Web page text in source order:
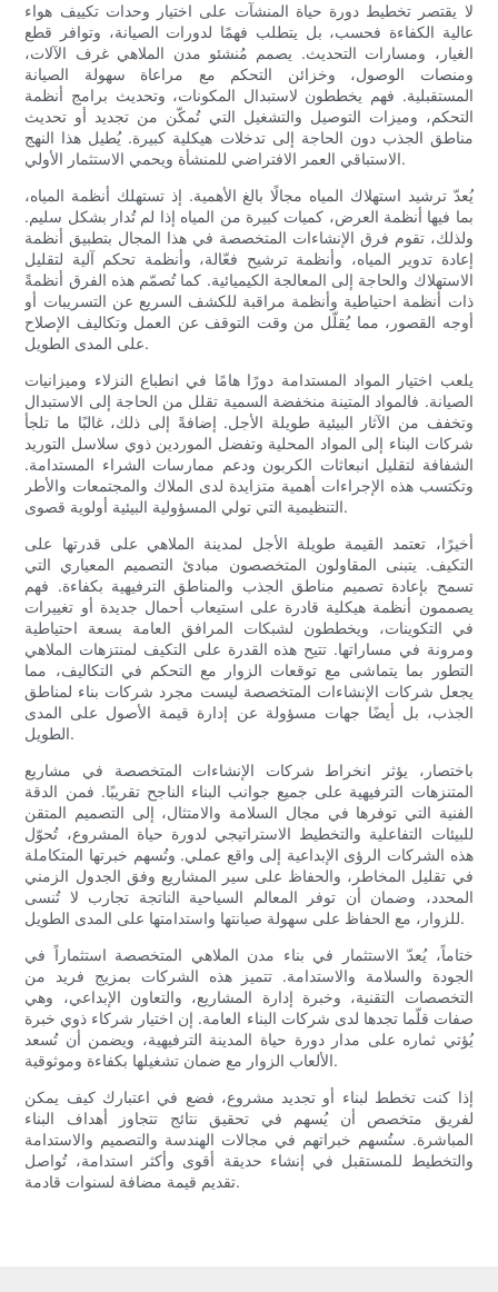
لا يقتصر تخطيط دورة حياة المنشآت على اختيار وحدات تكييف هواء
عالية الكفاءة فحسب، بل يتطلب فهمًا لدورات الصيانة، وتوافر قطع
الغيار، ومسارات التحديث. يصمم مُنشئو مدن الملاهي غرف الآلات،
ومنصات الوصول، وخزائن التحكم مع مراعاة سهولة الصيانة
المستقبلية. فهم يخططون لاستبدال المكونات، وتحديث برامج أنظمة
التحكم، وميزات التوصيل والتشغيل التي تُمكّن من تجديد أو تحديث
مناطق الجذب دون الحاجة إلى تدخلات هيكلية كبيرة. يُطيل هذا النهج
الاستباقي العمر الافتراضي للمنشأة ويحمي الاستثمار الأولي.
يُعدّ ترشيد استهلاك المياه مجالًا بالغ الأهمية. إذ تستهلك أنظمة المياه،
بما فيها أنظمة العرض، كميات كبيرة من المياه إذا لم تُدار بشكل سليم.
ولذلك، تقوم فرق الإنشاءات المتخصصة في هذا المجال بتطبيق أنظمة
إعادة تدوير المياه، وأنظمة ترشيح فعّالة، وأنظمة تحكم آلية لتقليل
الاستهلاك والحاجة إلى المعالجة الكيميائية. كما تُصمّم هذه الفرق أنظمةً
ذات أنظمة احتياطية وأنظمة مراقبة للكشف السريع عن التسريبات أو
أوجه القصور، مما يُقلّل من وقت التوقف عن العمل وتكاليف الإصلاح
على المدى الطويل.
يلعب اختيار المواد المستدامة دورًا هامًا في انطباع النزلاء وميزانيات
الصيانة. فالمواد المتينة منخفضة السمية تقلل من الحاجة إلى الاستبدال
وتخفف من الآثار البيئية طويلة الأجل. إضافةً إلى ذلك، غالبًا ما تلجأ
شركات البناء إلى المواد المحلية وتفضل الموردين ذوي سلاسل التوريد
الشفافة لتقليل انبعاثات الكربون ودعم ممارسات الشراء المستدامة.
وتكتسب هذه الإجراءات أهمية متزايدة لدى الملاك والمجتمعات والأطر
التنظيمية التي تولي المسؤولية البيئية أولوية قصوى.
أخيرًا، تعتمد القيمة طويلة الأجل لمدينة الملاهي على قدرتها على
التكيف. يتبنى المقاولون المتخصصون مبادئ التصميم المعياري التي
تسمح بإعادة تصميم مناطق الجذب والمناطق الترفيهية بكفاءة. فهم
يصممون أنظمة هيكلية قادرة على استيعاب أحمال جديدة أو تغييرات
في التكوينات، ويخططون لشبكات المرافق العامة بسعة احتياطية
ومرونة في مساراتها. تتيح هذه القدرة على التكيف لمنتزهات الملاهي
التطور بما يتماشى مع توقعات الزوار مع التحكم في التكاليف، مما
يجعل شركات الإنشاءات المتخصصة ليست مجرد شركات بناء لمناطق
الجذب، بل أيضًا جهات مسؤولة عن إدارة قيمة الأصول على المدى
الطويل.
باختصار، يؤثر انخراط شركات الإنشاءات المتخصصة في مشاريع
المتنزهات الترفيهية على جميع جوانب البناء الناجح تقريبًا. فمن الدقة
الفنية التي توفرها في مجال السلامة والامتثال، إلى التصميم المتقن
للبيئات التفاعلية والتخطيط الاستراتيجي لدورة حياة المشروع، تُحوّل
هذه الشركات الرؤى الإبداعية إلى واقع عملي. وتُسهم خبرتها المتكاملة
في تقليل المخاطر، والحفاظ على سير المشاريع وفق الجدول الزمني
المحدد، وضمان أن توفر المعالم السياحية الناتجة تجارب لا تُنسى
للزوار، مع الحفاظ على سهولة صيانتها واستدامتها على المدى الطويل.
ختاماً، يُعدّ الاستثمار في بناء مدن الملاهي المتخصصة استثماراً في
الجودة والسلامة والاستدامة. تتميز هذه الشركات بمزيج فريد من
التخصصات التقنية، وخبرة إدارة المشاريع، والتعاون الإبداعي، وهي
صفات قلّما تجدها لدى شركات البناء العامة. إن اختيار شركاء ذوي خبرة
يُؤتي ثماره على مدار دورة حياة المدينة الترفيهية، ويضمن أن تُسعد
الألعاب الزوار مع ضمان تشغيلها بكفاءة وموثوقية.
إذا كنت تخطط لبناء أو تجديد مشروع، فضع في اعتبارك كيف يمكن
لفريق متخصص أن يُسهم في تحقيق نتائج تتجاوز أهداف البناء
المباشرة. ستُسهم خبراتهم في مجالات الهندسة والتصميم والاستدامة
والتخطيط للمستقبل في إنشاء حديقة أقوى وأكثر استدامة، تُواصل
تقديم قيمة مضافة لسنوات قادمة.